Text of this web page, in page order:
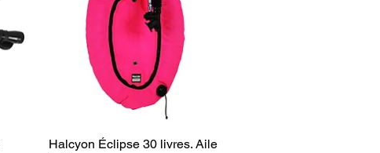
Aperçu rapide
Halcyon Éclipse 30 livres. Aile